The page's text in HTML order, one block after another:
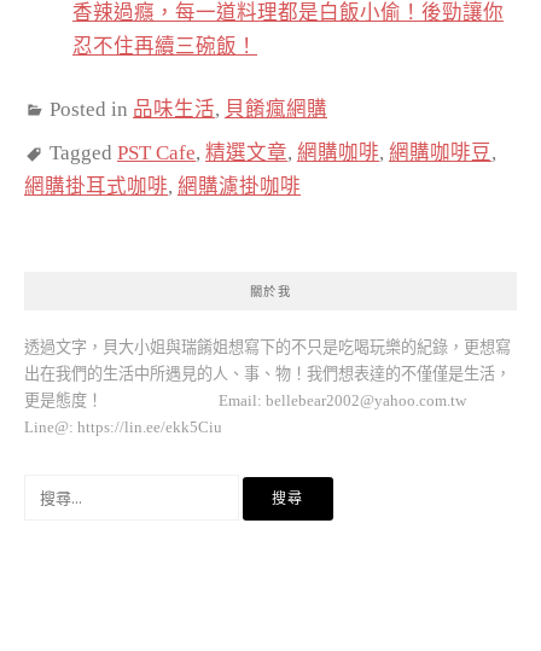
香辣過癮，每一道料理都是白飯小偷！後勁讓你
忍不住再續三碗飯！
Posted in 品味生活, 貝餚瘋網購
Tagged PST Cafe, 精選文章, 網購咖啡, 網購咖啡豆,
網購掛耳式咖啡, 網購濾掛咖啡
關於我
透過文字，貝大小姐與瑞餚姐想寫下的不只是吃喝玩樂的紀錄，更想寫
出在我們的生活中所遇見的人、事、物！我們想表達的不僅僅是生活，
更是態度！ Email: bellebear2002@yahoo.com.tw
Line@: https://lin.ee/ekk5Ciu